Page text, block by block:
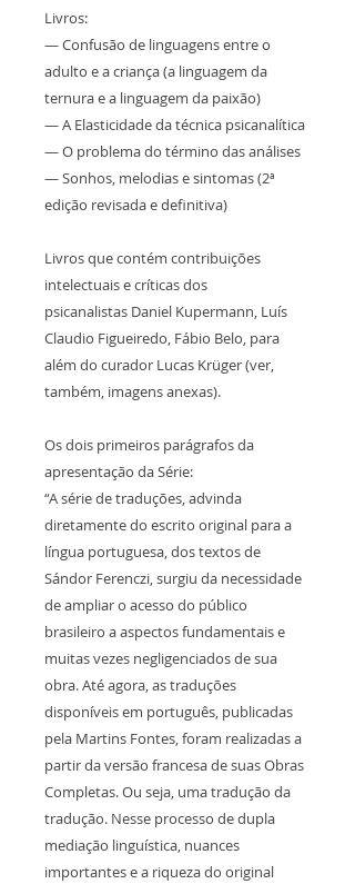
Livros:
— Confusão de linguagens entre o
adulto e a criança (a linguagem da
ternura e a linguagem da paixão)
— A Elasticidade da técnica psicanalítica
— O problema do término das análises
— Sonhos, melodias e sintomas (2ª
edição revisada e definitiva)
Livros que contém contribuições
intelectuais e críticas dos
psicanalistas Daniel Kupermann, Luís
Claudio Figueiredo, Fábio Belo, para
além do curador Lucas Krüger (ver,
também, imagens anexas).
Os dois primeiros parágrafos da
apresentação da Série:
“A série de traduções, advinda
diretamente do escrito original para a
língua portuguesa, dos textos de
Sándor Ferenczi, surgiu da necessidade
de ampliar o acesso do público
brasileiro a aspectos fundamentais e
muitas vezes negligenciados de sua
obra. Até agora, as traduções
disponíveis em português, publicadas
pela Martins Fontes, foram realizadas a
partir da versão francesa de suas Obras
Completas. Ou seja, uma tradução da
tradução. Nesse processo de dupla
mediação linguística, nuances
importantes e a riqueza do original